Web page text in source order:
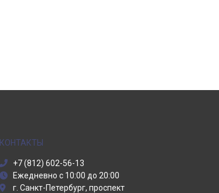
КОНТАКТЫ
+7 (812) 602-56-13
Ежедневно с 10:00 до 20:00
г. Санкт-Петербург, проспект